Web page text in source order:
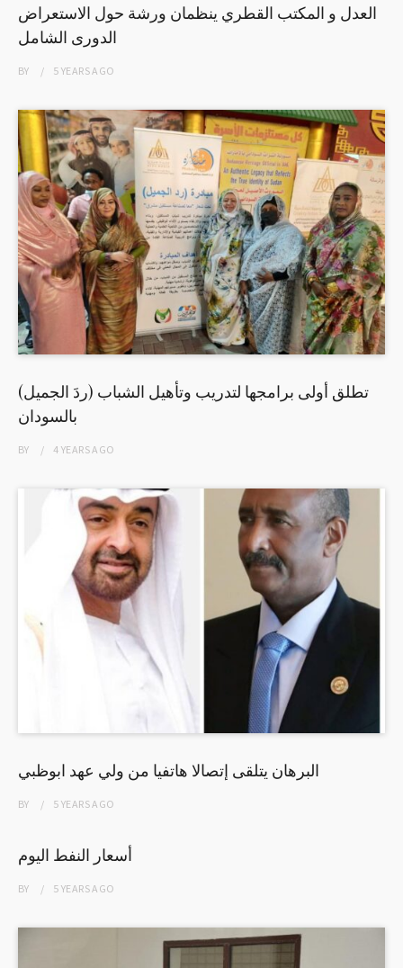
العدل و المكتب القطري ينظمان ورشة حول الاستعراض
الدورى الشامل
BY 5 YEARSAGO
(ردَ الجميل) تطلق أولى برامجها لتدريب وتأهيل الشباب
بالسودان
BY 4 YEARSAGO
البرهان يتلقى إتصالا هاتفيا من ولي عهد ابوظبي
BY 5 YEARSAGO
أسعار النفط اليوم
BY 5 YEARSAGO